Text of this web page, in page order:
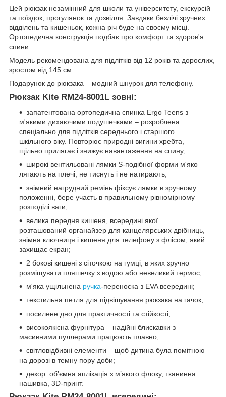
Цей рюкзак незамінний для школи та університету, екскурсій
та поїздок, прогулянок та дозвілля. Завдяки безлічі зручних
відділень та кишеньок, кожна річ буде на своєму місці.
Ортопедична конструкція подбає про комфорт та здоров'я
спини.
Модель рекомендована для підлітків від 12 років та дорослих,
зростом від 145 см.
Подарунок до рюкзака – модний шнурок для телефону.
Рюкзак Kite RM24-8001L зовні:
запатентована ортопедична спинка Ergo Teens з
м'якими дихаючими подушечками – розроблена
спеціально для підлітків середнього і старшого
шкільного віку. Повторює природні вигини хребта,
щільно прилягає і знижує навантаження на спину;
широкі вентильовані лямки S-подібної форми м'яко
лягають на плечі, не тиснуть і не натирають;
знімний нагрудний ремінь фіксує лямки в зручному
положенні, бере участь в правильному рівномірному
розподілі ваги;
велика передня кишеня, всередині якої
розташований органайзер для канцелярських дрібниць,
знімна ключниця і кишеня для телефону з флісом, який
захищає екран;
2 бокові кишені з сіточкою на гумці, в яких зручно
розміщувати пляшечку з водою або невеликий термос;
м'яка ущільнена ручка-переноска з EVA всередині;
текстильна петля для підвішування рюкзака на гачок;
посилене дно для практичності та стійкості;
високоякісна фурнітура – надійні блискавки з
масивними пуллерами працюють плавно;
світловідбивні елементи – щоб дитина була помітною
на дорозі в темну пору доби;
декор: об’ємна аплікація з м’якого флоку, тканинна
нашивка, 3D-принт.